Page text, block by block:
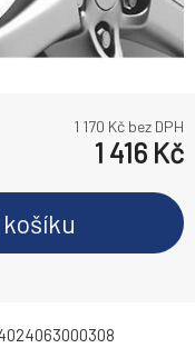
1 170 Kč bez DPH
1 416 Kč
košíku